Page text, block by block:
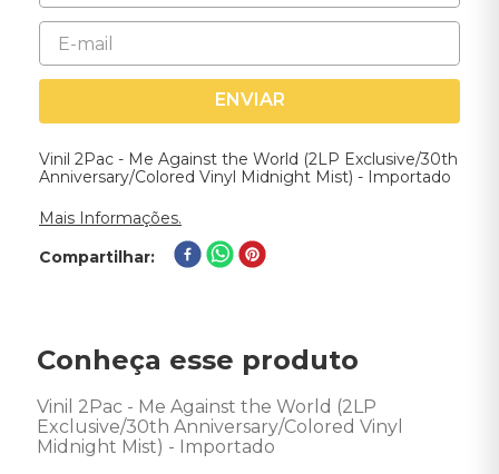
ENVIAR
Vinil 2Pac - Me Against the World (2LP Exclusive/30th
Anniversary/Colored Vinyl Midnight Mist) - Importado
Mais Informações.
Compartilhar
Conheça esse produto
Vinil 2Pac - Me Against the World (2LP
Exclusive/30th Anniversary/Colored Vinyl
Midnight Mist) - Importado